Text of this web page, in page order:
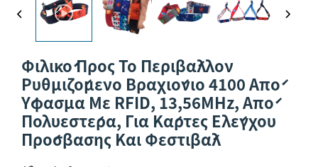
Φιλικό Προς Το Περιβάλλον
Ρυθμιζόμενο Βραχιόνιο 4100 Από
Ύφασμα Με RFID, 13,56MHz, Από
Πολυεστέρα, Για Κάρτες Ελέγχου
Πρόσβασης Και Φεστιβάλ